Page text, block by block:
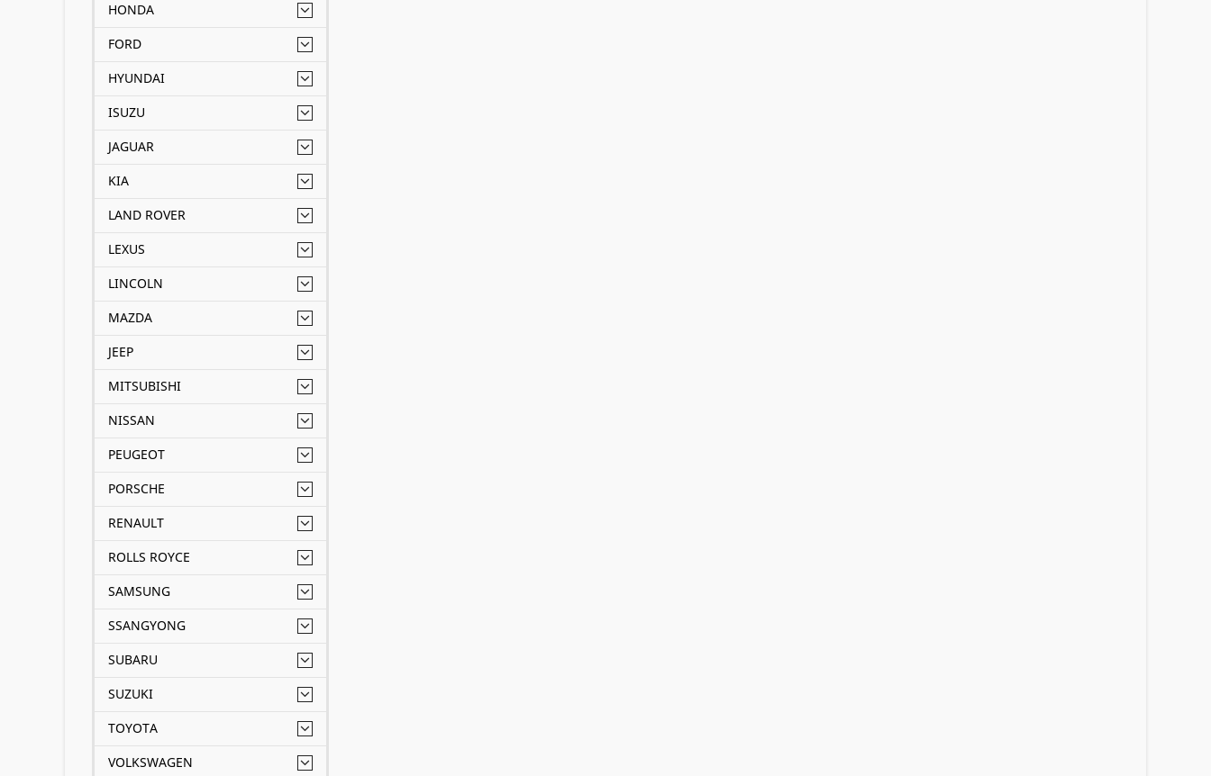
HONDA
FORD
HYUNDAI
ISUZU
JAGUAR
KIA
LAND ROVER
LEXUS
LINCOLN
MAZDA
JEEP
MITSUBISHI
NISSAN
PEUGEOT
PORSCHE
RENAULT
ROLLS ROYCE
SAMSUNG
SSANGYONG
SUBARU
SUZUKI
TOYOTA
VOLKSWAGEN